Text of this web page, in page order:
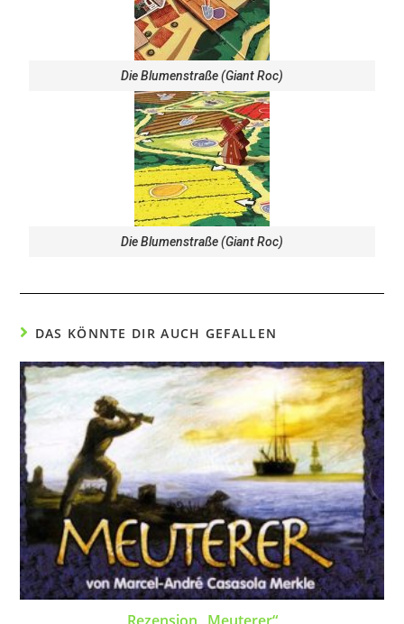
Die Blumenstraße (Giant Roc)
Die Blumenstraße (Giant Roc)
DAS KÖNNTE DIR AUCH GEFALLEN
Rezension „Meuterer“